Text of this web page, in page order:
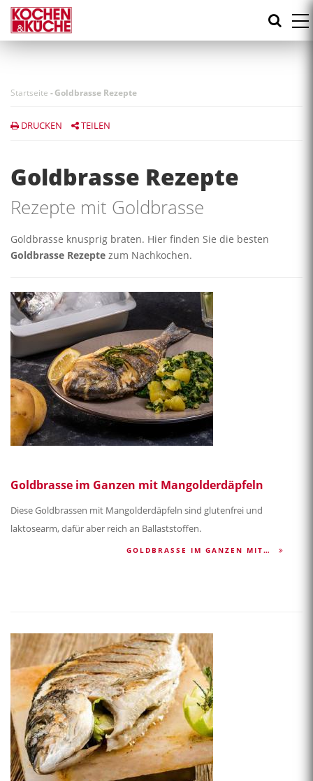
Direkt
zum
Inhalt
Startseite -Goldbrasse Rezepte
DRUCKEN TEILEN
Goldbrasse Rezepte
Rezepte mit Goldbrasse
Goldbrasse knusprig braten. Hier finden Sie die besten
Goldbrasse Rezepte zum Nachkochen.
Goldbrasse im Ganzen mit Mangolderdäpfeln
Diese Goldbrassen mit Mangolderdäpfeln sind glutenfrei und
laktosearm, dafür aber reich an Ballaststoffen.
GOLDBRASSE IM GANZEN MIT…